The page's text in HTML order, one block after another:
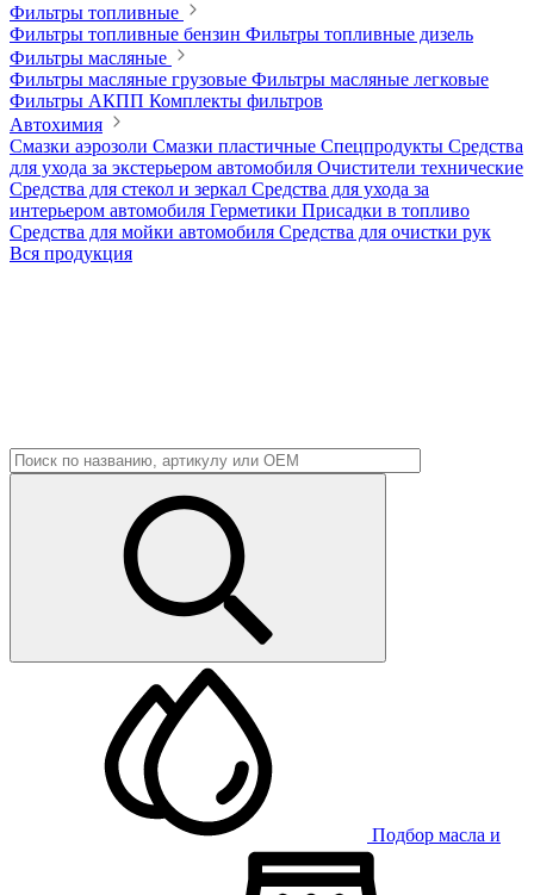
Фильтры топливные
Фильтры топливные бензин Фильтры топливные дизель
Фильтры масляные
Фильтры масляные грузовые Фильтры масляные легковые
Фильтры АКПП Комплекты фильтров
Автохимия
Смазки аэрозоли Смазки пластичные Спецпродукты Средства
для ухода за экстерьером автомобиля Очистители технические
Средства для стекол и зеркал Средства для ухода за
интерьером автомобиля Герметики Присадки в топливо
Средства для мойки автомобиля Средства для очистки рук
Вся продукция
Подбор масла и